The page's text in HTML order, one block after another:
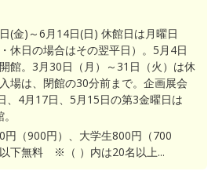
(金)～6月14日(日) 休館日は月曜日
・休日の場合はその翌平日）。5月4日
開館。3月30日（月）～31日（火）は休
場は、閉館の30分前まで。企画展会
、4月17日、5月15日の第3金曜日は
円（900円）、大学生800円（700
下無料 ※（ ）内は20名以上...